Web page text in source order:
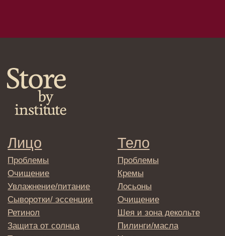
Согласие на обработку
персональных данных
Политика
конфиденциальности
Договор оферта
Реквизиты и контакты
Отправляя адрес электронной почты
вы соглашаетесь с политикой в отношении
обработки персональных данных